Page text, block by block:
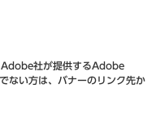
Adobe社が提供するAdobe
ない方は、バナーのリンク先か